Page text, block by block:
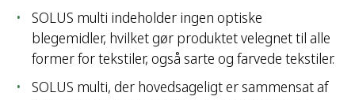
e
SOLUS multi indeholder ingen optiske
blegemidler, hvilket gør produktet velegnet til alle
former for tekstiler, også sarte og farvede tekstiler.
SOLUS multi, der hovedsageligt er sammensat af